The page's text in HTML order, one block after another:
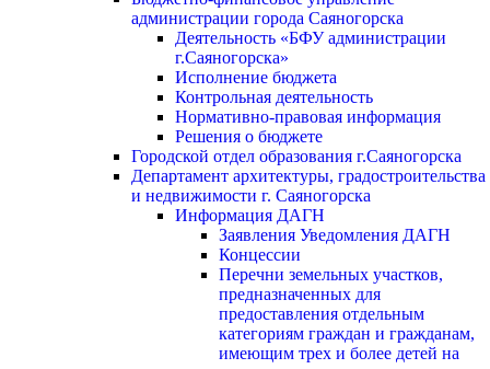
администрации города Саяногорска
Деятельность «БФУ администрации
г.Саяногорска»
Исполнение бюджета
Контрольная деятельность
Нормативно-правовая информация
Решения о бюджете
Городской отдел образования г.Саяногорска
Департамент архитектуры, градостроительства
и недвижимости г. Саяногорска
Информация ДАГН
Заявления Уведомления ДАГН
Концессии
Перечни земельных участков,
предназначенных для
предоставления отдельным
категориям граждан и гражданам,
имеющим трех и более детей на